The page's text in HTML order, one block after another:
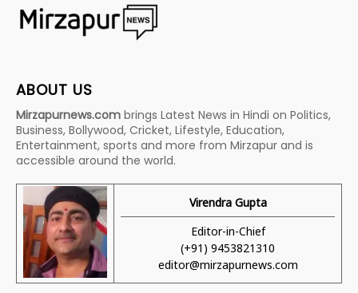
ABOUT US
Mirzapurnews.com brings Latest News in Hindi on Politics,
Business, Bollywood, Cricket, Lifestyle, Education,
Entertainment, sports and more from Mirzapur and is
accessible around the world.
Virendra Gupta
Editor-in-Chief
(+91) 9453821310
editor@mirzapurnews.com